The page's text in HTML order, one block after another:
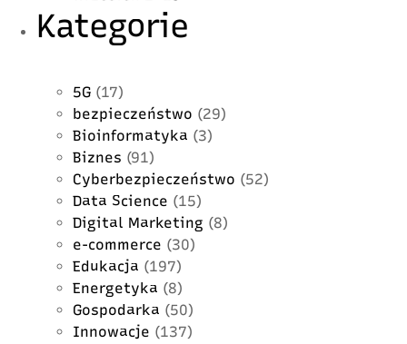
Kategorie
5G (17)
bezpieczeństwo (29)
Bioinformatyka (3)
Biznes (91)
Cyberbezpieczeństwo (52)
Data Science (15)
Digital Marketing (8)
e-commerce (30)
Edukacja (197)
Energetyka (8)
Gospodarka (50)
Innowacje (137)